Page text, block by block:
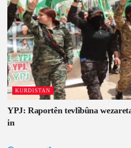
KURDISTAN
YPJ: Raportên tevlîbûna
in